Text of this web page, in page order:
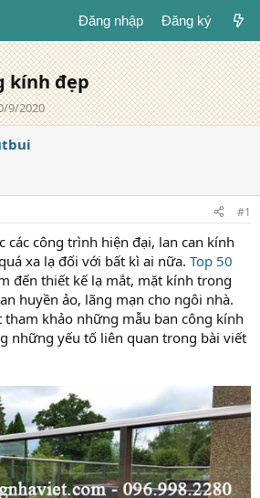
Đăng nhập Đăng ký
kính đẹp
9/2020
#1
các công trình hiện đại, lan can kính
xa lạ đối với bất kì ai nữa. Top 50
đến thiết kế lạ mắt, mặt kính trong
huyền ảo, lãng mạn cho ngôi nhà.
tham khảo những mẫu ban công kính
những yếu tố liên quan trong bài viết